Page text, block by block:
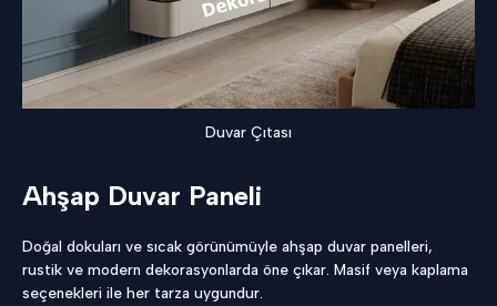
Duvar Çıtası
Ahşap Duvar Paneli
Doğal dokuları ve sıcak görünümüyle ahşap duvar panelleri,
rustik ve modern dekorasyonlarda öne çıkar. Masif veya kaplama
seçenekleri ile her tarza uygundur.